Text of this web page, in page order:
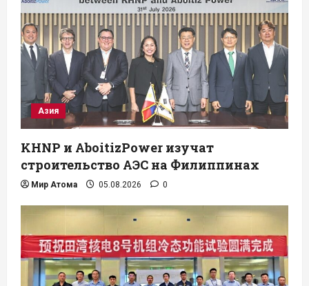
Азия
KHNP и AboitizPower изучат
строительство АЭС на Филиппинах
Мир Атома 05.08.2026 0